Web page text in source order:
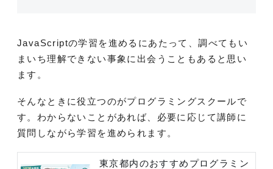
JavaScriptの学習を進めるにあたって、調べてもい
まいち理解できない事象に出会うこともあると思い
ます。
そんなときに役立つのがプログラミングスクールで
す。わからないことがあれば、必要に応じて講師に
質問しながら学習を進められます。
東京都内のおすすめプログラミン